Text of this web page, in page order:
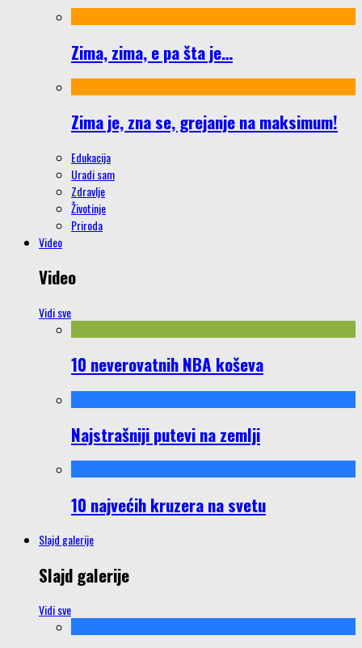
Zima, zima, e pa šta je…
Zima je, zna se, grejanje na maksimum!
Edukacija
Uradi sam
Zdravlje
Životinje
Priroda
Video
Video
Vidi sve
10 neverovatnih NBA koševa
Najstrašniji putevi na zemlji
10 najvećih kruzera na svetu
Slajd galerije
Slajd galerije
Vidi sve